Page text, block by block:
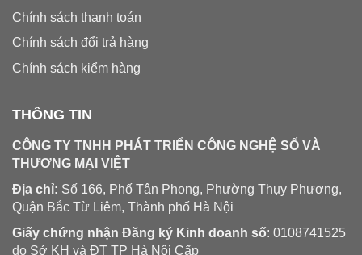
Chính sách thanh toán
Chính sách đổi trả hàng
Chính sách kiểm hàng
THÔNG TIN
CÔNG TY TNHH PHÁT TRIỂN CÔNG NGHỆ SỐ VÀ
THƯƠNG MẠI VIỆT
Địa chỉ: Số 166, Phố Tân Phong, Phường Thụy Phương,
Quận Bắc Từ Liêm, Thành phố Hà Nội
Giấy chứng nhận Đăng ký Kinh doanh số: 0108741525
do Sở KH và ĐT TP Hà Nội Cấp